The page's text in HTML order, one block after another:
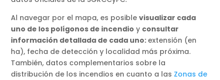
Al navegar por el mapa, es posiblevisualizar cada
uno de los polígonos de incendio y consultar
información detallada de cada uno: extensión (en
ha), fecha de detección y localidad más próxima.
También, datos complementarios sobre la
distribución de los incendios en cuanto a las Zonas de